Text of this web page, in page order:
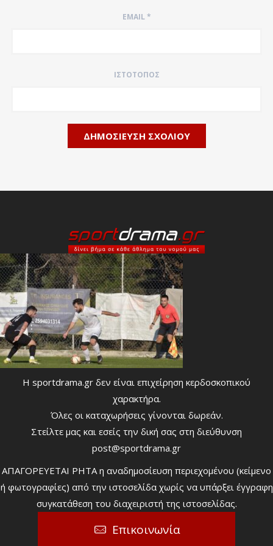
EMAIL*
ΙΣΤΌΤΟΠΟΣ
Η sportdrama.gr δεν είναι επιχείρηση κερδοσκοπικού
χαρακτήρα.
Όλες οι καταχωρήσεις γίνονται δωρεάν.
Στείλτε μας και εσείς την δική σας στη διεύθυνση
post@sportdrama.gr
ΑΠΑΓΟΡΕΥΕΤΑΙ ΡΗΤΑ η αναδημοσίευση περιεχομένου (κείμενο
ή φωτογραφίες) από την ιστοσελίδα χωρίς να υπάρξει έγγραφη
συγκατάθεση του διαχειριστή της ιστοσελίδας.
Επικοινωνία